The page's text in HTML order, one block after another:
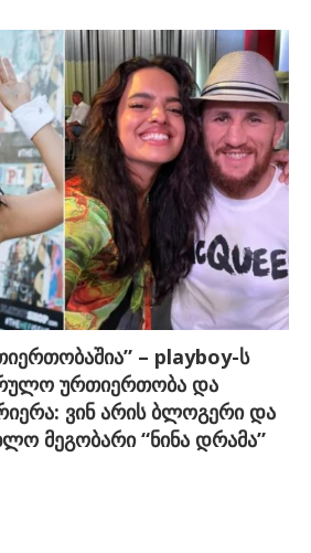
– playboy-ს
ურთიერთობა და
ვინ არის ბლოგერი და
მეგობარი “ნინა დრამა”